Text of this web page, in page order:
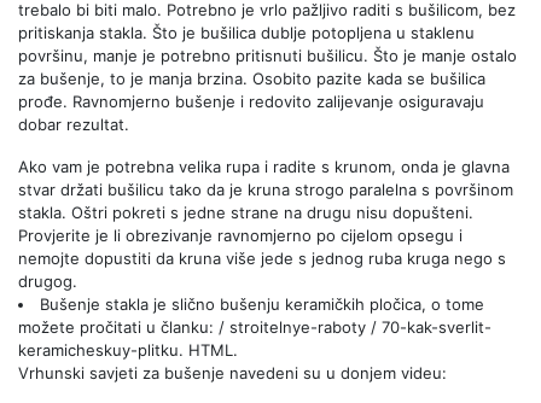
trebalo bi biti malo. Potrebno je vrlo pažljivo raditi s bušilicom, bez
pritiskanja stakla. Što je bušilica dublje potopljena u staklenu
površinu, manje je potrebno pritisnuti bušilicu. Što je manje ostalo
za bušenje, to je manja brzina. Osobito pazite kada se bušilica
prođe. Ravnomjerno bušenje i redovito zalijevanje osiguravaju
dobar rezultat.
Ako vam je potrebna velika rupa i radite s krunom, onda je glavna
stvar držati bušilicu tako da je kruna strogo paralelna s površinom
stakla. Oštri pokreti s jedne strane na drugu nisu dopušteni.
Provjerite je li obrezivanje ravnomjerno po cijelom opsegu i
nemojte dopustiti da kruna više jede s jednog ruba kruga nego s
drugog.
Bušenje stakla je slično bušenju keramičkih pločica, o tome
možete pročitati u članku: / stroitelnye-raboty / 70-kak-sverlit-
keramicheskuy-plitku. HTML.
Vrhunski savjeti za bušenje navedeni su u donjem videu: